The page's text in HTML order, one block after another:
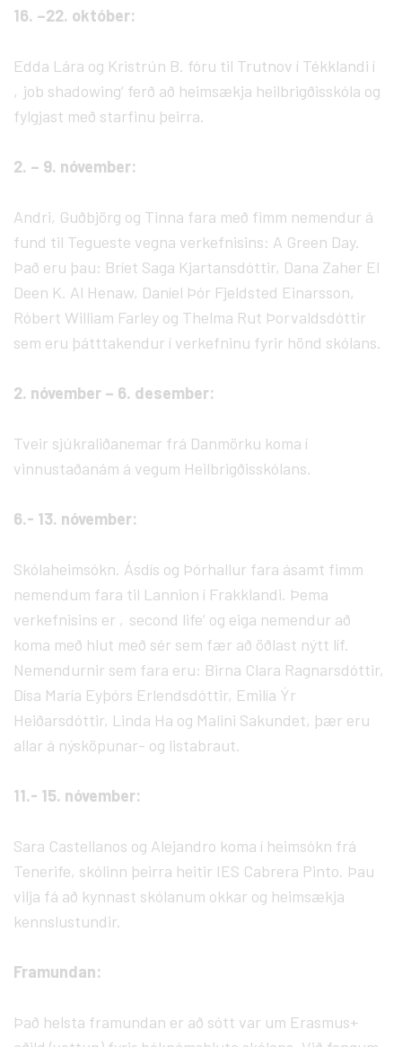
16. –22. október:
Edda Lára og Kristrún B. fóru til Trutnov í Tékklandi í
‚job shadowing‘ ferð að heimsækja heilbrigðisskóla og
fylgjast með starfinu þeirra.
2. – 9. nóvember:
Andri, Guðbjörg og Tinna fara með fimm nemendur á
fund til Tegueste vegna verkefnisins: A Green Day.
Það eru þau: Bríet Saga Kjartansdóttir, Dana Zaher El
Deen K. Al Henaw, Daníel Þór Fjeldsted Einarsson,
Róbert William Farley og Thelma Rut Þorvaldsdóttir
sem eru þátttakendur í verkefninu fyrir hönd skólans.
2. nóvember – 6. desember:
Tveir sjúkraliðanemar frá Danmörku koma í
vinnustaðanám á vegum Heilbrigðisskólans.
6.- 13. nóvember:
Skólaheimsókn. Ásdís og Þórhallur fara ásamt fimm
nemendum fara til Lannion í Frakklandi. Þema
verkefnisins er ‚second life‘ og eiga nemendur að
koma með hlut með sér sem fær að öðlast nýtt líf.
Nemendurnir sem fara eru: Birna Clara Ragnarsdóttir,
Dísa María Eyþórs Erlendsdóttir, Emilía Ýr
Heiðarsdóttir, Linda Ha og Malini Sakundet, þær eru
allar á nýsköpunar- og listabraut.
11.- 15. nóvember:
Sara Castellanos og Alejandro koma í heimsókn frá
Tenerife, skólinn þeirra heitir IES Cabrera Pinto. Þau
vilja fá að kynnast skólanum okkar og heimsækja
kennslustundir.
Framundan:
Það helsta framundan er að sótt var um Erasmus+